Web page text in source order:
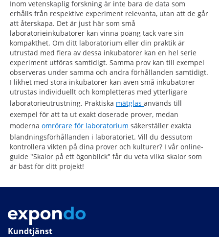
Inom vetenskaplig forskning är inte bara de data som
erhålls från respektive experiment relevanta, utan att de går
att återskapa. Det är just här som små
laboratorieinkubatorer kan vinna poäng tack vare sin
kompakthet. Om ditt laboratorium eller din praktik är
utrustad med flera av dessa inkubatorer kan en hel serie
experiment utföras samtidigt. Samma prov kan till exempel
observeras under samma och andra förhållanden samtidigt.
I likhet med stora inkubatorer kan även små inkubatorer
utrustas individuellt och kompletteras med ytterligare
laboratorieutrustning. Praktiska mätglas används till
exempel för att ta ut exakt doserade prover, medan
moderna omrörare för laboratorium säkerställer exakta
blandningsförhållanden i laboratoriet. Vill du dessutom
kontrollera vikten på dina prover och kulturer? I vår online-
guide "Skalor på ett ögonblick" får du veta vilka skalor som
är bäst för ditt projekt!
Kundtjänst